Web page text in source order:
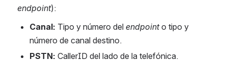
endpoint):
Canal: Tipo y número del endpoint o tipo y
número de canal destino.
PSTN: CallerID del lado de la telefónica.